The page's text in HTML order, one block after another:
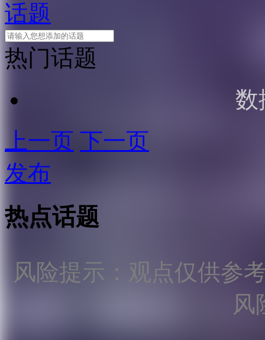
话题
热门话题
数
上一页 下一页
发布
热点话题
风险提示：观点仅供参
风